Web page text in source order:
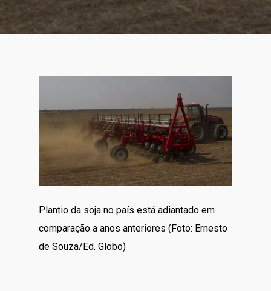
Plantio da soja no país está adiantado em
comparação a anos anteriores (Foto: Ernesto
de Souza/Ed. Globo)